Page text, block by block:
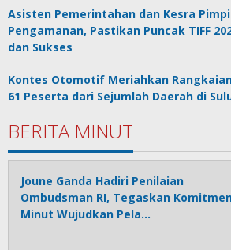
Asisten Pemerintahan dan Kesra
Pengamanan, Pastikan Puncak TIFF
dan Sukses
Kontes Otomotif Meriahkan
61 Peserta dari Sejumlah Daerah di
BERITA MINUT
Joune Ganda Hadiri Penilaian
Ombudsman RI, Tegaskan
Minut Wujudkan Pela…